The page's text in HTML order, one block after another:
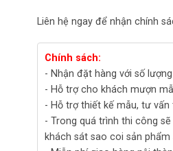
Liên hệ ngay để nhận chính
Chính sách:
- Nhận đặt hàng với số
- Hỗ trợ cho khách mượn
- Hỗ trợ thiết kế mẫu, tư vấn
- Trong quá trình thi công
khách sát sao coi sản